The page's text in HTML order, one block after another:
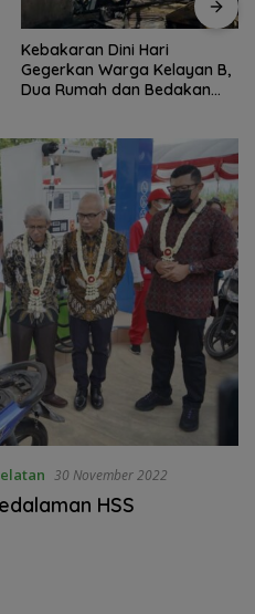
Kebakaran Dini Hari
Gegerkan Warga Kelayan B,
Dua Rumah dan Bedakan
30 November 2022
HSS